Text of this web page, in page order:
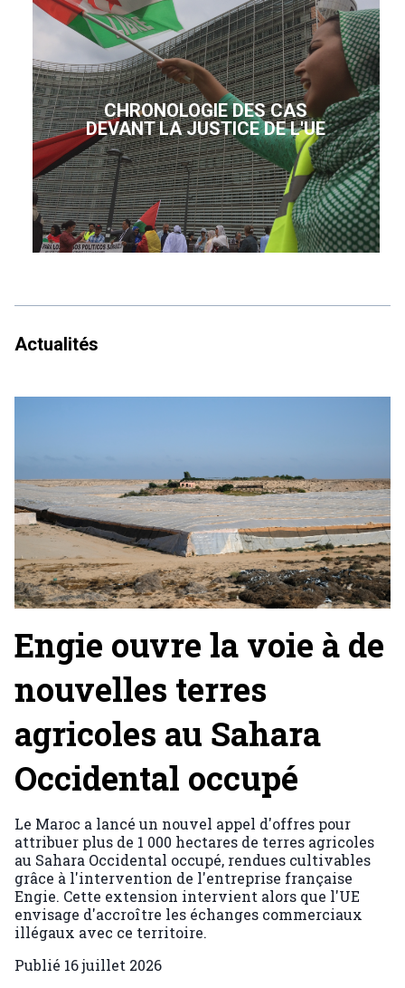
CHRONOLOGIE DES CAS
DEVANT LA JUSTICE DE L'UE
Actualités
Engie ouvre la voie à de
nouvelles terres
agricoles au Sahara
Occidental occupé
Le Maroc a lancé un nouvel appel d'offres pour
attribuer plus de 1 000 hectares de terres agricoles
au Sahara Occidental occupé, rendues cultivables
grâce à l'intervention de l'entreprise française
Engie. Cette extension intervient alors que l'UE
envisage d'accroître les échanges commerciaux
illégaux avec ce territoire.
Publié 16 juillet 2026